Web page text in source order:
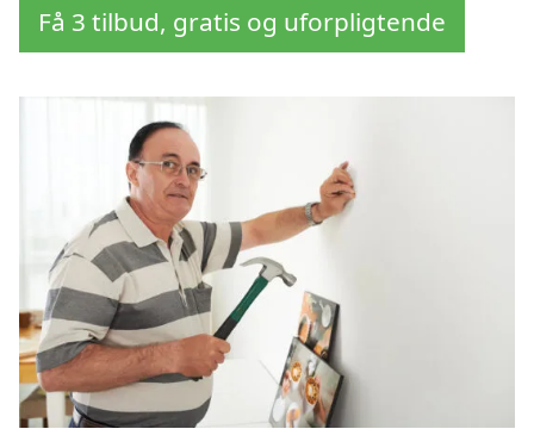
Få 3 tilbud, gratis og uforpligtende